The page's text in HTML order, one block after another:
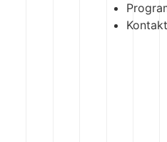
Kontakt